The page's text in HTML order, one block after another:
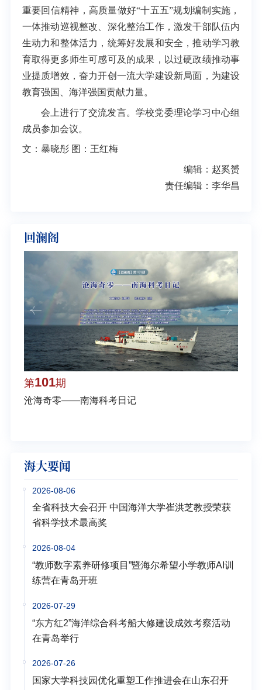
重要回信精神，高质量做好“十五五”规划编制实施，
一体推动巡视整改、深化整治工作，激发干部队伍内
生动力和整体活力，统筹好发展和安全，推动学习教
育取得更多师生可感可及的成果，以过硬政绩推动事
业提质增效，奋力开创一流大学建设新局面，为建设
教育强国、海洋强国贡献力量。
会上进行了交流发言。学校党委理论学习中心组
成员参加会议。
文：暴晓彤 图：王红梅
编辑：赵奚赟
责任编辑：李华昌
回澜阁
第101期
沧海奇零——南海科考日记
海大要闻
2026-08-06
全省科技大会召开 中国海洋大学崔洪芝教授荣获
省科学技术最高奖
2026-08-04
“教师数字素养研修项目”暨海尔希望小学教师AI训
练营在青岛开班
2026-07-29
“东方红2”海洋综合科考船大修建设成效考察活动
在青岛举行
2026-07-26
国家大学科技园优化重塑工作推进会在山东召开